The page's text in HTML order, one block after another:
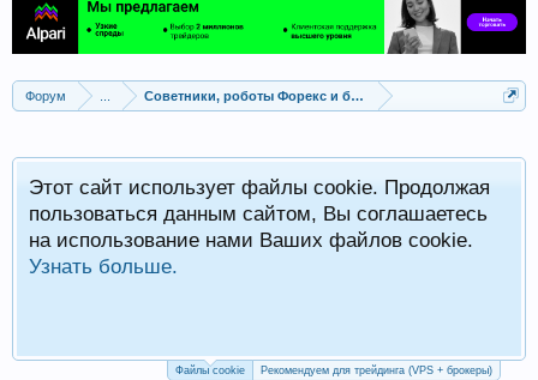
Форум Советники, роботы Форекс и бинарных опционов
Этот сайт использует файлы cookie. Продолжая
пользоваться данным сайтом, Вы соглашаетесь
на использование нами Ваших файлов cookie.
Узнать больше.
Файлы cookie Рекомендуем для трейдинга (VPS + брокеры)